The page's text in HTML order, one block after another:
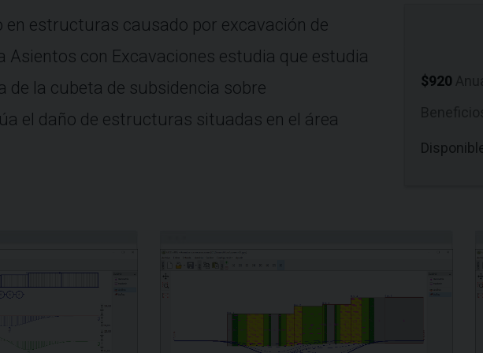
en estructuras causado por excavación de
Asientos con Excavaciones estudia que estudia
de la cubeta de subsidencia sobre
el daño de estructuras situadas en el área
$920